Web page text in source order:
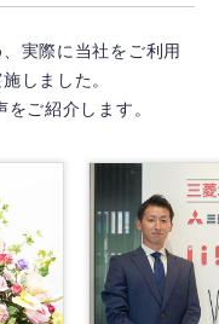
実際に当社をご利用
しました。
ご紹介します。